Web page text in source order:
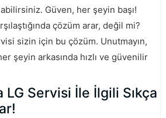
Güven, her şeyin başı!
çözüm arar, değil mi?
sizin için bu çözüm. Unutmayın,
şeyin arkasında hızlı ve güvenilir
LG Servisi İle İlgili Sıkça